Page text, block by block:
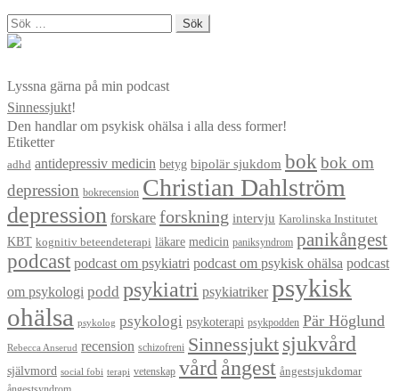
Sök
efter:
Lyssna gärna på min podcast
Sinnessjukt!
Den handlar om psykisk ohälsa i alla dess former!
Etiketter
adhd antidepressiv medicin betyg bipolär sjukdom bok bok om
depression bokrecension Christian Dahlström
depression forskare forskning intervju Karolinska Institutet
KBT kognitiv beteendeterapi läkare medicin paniksyndrom panikångest
podcast podcast om psykiatri podcast om psykisk ohälsa podcast
om psykologi podd psykiatri psykiatriker psykisk
ohälsa psykolog psykologi psykoterapi psykpodden Pär Höglund
Rebecca Anserud recension schizofreni Sinnessjukt sjukvård
självmord social fobi terapi vetenskap vård ångest ångestsjukdomar